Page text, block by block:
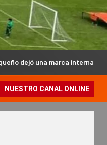
internacional
NUESTRO CANAL ONLINE